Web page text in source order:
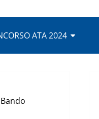
ATA 2024